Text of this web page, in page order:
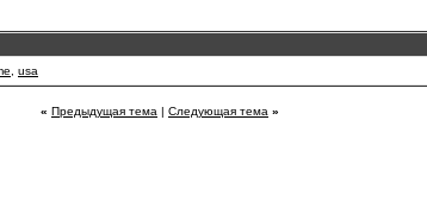
usa
« Предыдущая тема | Следующая тема »